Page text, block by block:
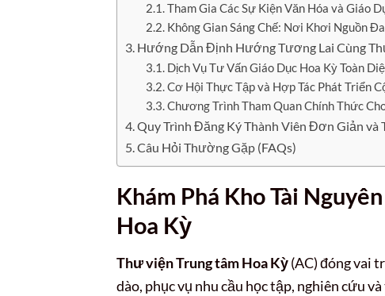
Tham Gia Các Sự Kiện Văn Hóa và Giáo
Không Gian Sáng Chế: Nơi Khơi Nguồn
Hướng Dẫn Định Hướng Tương Lai Cùng
Dịch Vụ Tư Vấn Giáo Dục Hoa Kỳ Toàn
Cơ Hội Thực Tập và Hợp Tác Phát Triển
Chương Trình Tham Quan Chính Thức
Quy Trình Đăng Ký Thành Viên Đơn Giản và
Câu Hỏi Thường Gặp (FAQs)
Khám Phá Kho Tài
Hoa Kỳ
Thư viện Trung tâm Hoa Kỳ(AC) đóng vai
dào, phục vụ nhu cầu học tập, nghiên cứu